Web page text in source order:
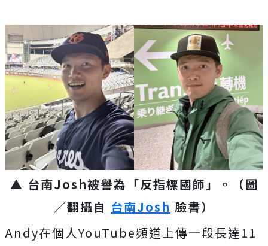
▲ 台南Josh被譽為「反指標國師」。（圖
／翻攝自 台南Josh 臉書）
Andy在個人YouTube頻道上傳一段長達11